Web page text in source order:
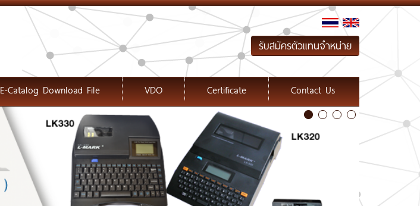
รับสมัครตัวแทนจำหน่าย
E-Catalog Download File VDO Certificate Contact Us